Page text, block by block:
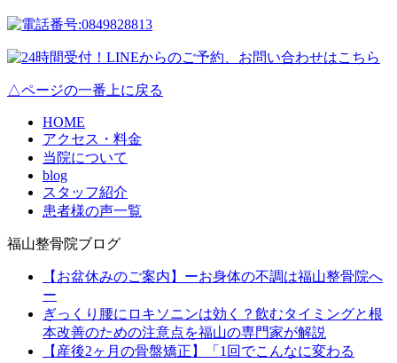
△ページの一番上に戻る
HOME
アクセス・料金
当院について
blog
スタッフ紹介
患者様の声一覧
福山整骨院ブログ
【お盆休みのご案内】ーお身体の不調は福山整骨院へ
ー
ぎっくり腰にロキソニンは効く？飲むタイミングと根
本改善のための注意点を福山の専門家が解説
【産後2ヶ月の骨盤矯正】「1回でこんなに変わる